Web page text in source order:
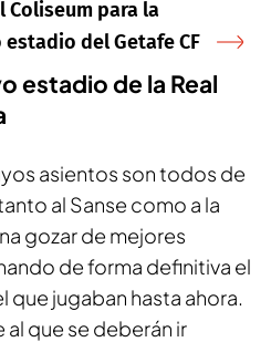
Coliseum para la
del Getafe CF
estadio de la Real
asientos son todos de
al Sanse como a la
gozar de mejores
de forma definitiva el
que jugaban hasta ahora.
al que se deberán ir